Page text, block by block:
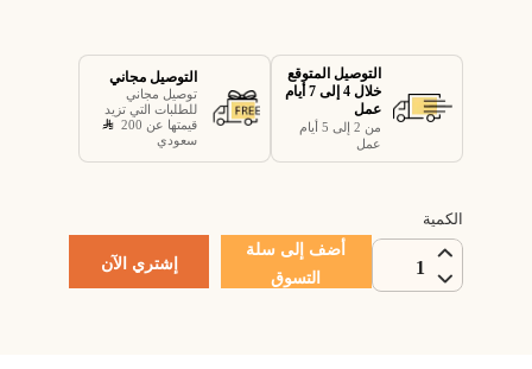
التوصيل المتوقع
خلال 4 إلى 7 أيام
عمل
من 2 إلى 5 أيام
عمل
التوصيل مجاني
توصيل مجاني
للطلبات التي تزيد
قيمتها عن 200
سعودي
الكمية
1
أضف إلى سلة
التسوق
إشتري الآن